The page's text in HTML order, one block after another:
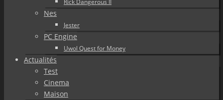
Rick Dangerous II
Nes
Jester
PC Engine
Uwol Quest for Money
Actualités
Test
Cinema
Maison